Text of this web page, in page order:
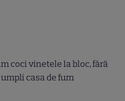
coci vinetele la bloc, fără
umpli casa de fum